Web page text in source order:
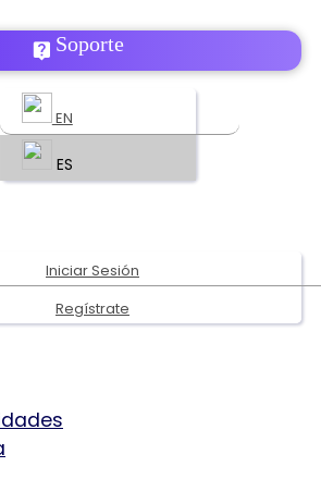
Soporte
EN
ES
Iniciar Sesión
Regístrate